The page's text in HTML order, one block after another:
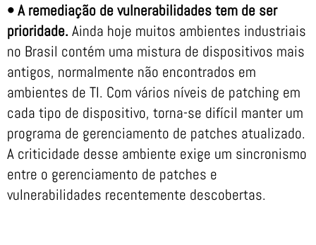
• A remediação de vulnerabilidades tem de ser
prioridade. Ainda hoje muitos ambientes industriais
no Brasil contém uma mistura de dispositivos mais
antigos, normalmente não encontrados em
ambientes de TI. Com vários níveis de patching em
cada tipo de dispositivo, torna-se difícil manter um
programa de gerenciamento de patches atualizado.
A criticidade desse ambiente exige um sincronismo
entre o gerenciamento de patches e
vulnerabilidades recentemente descobertas.